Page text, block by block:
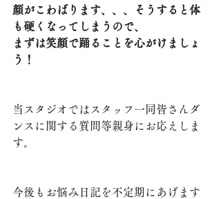
顔がこわばります、、、そうすると体
も硬くなってしまうので、
まずは笑顔で踊ることを心がけましょ
う！
当スタジオではスタッフ一同皆さんダ
ンスに関する質問等親身にお応えしま
す。
今後もお悩み日記を不定期にあげます